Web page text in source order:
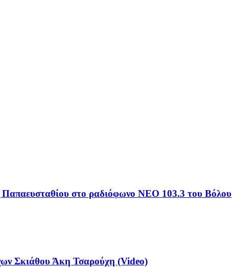
στο ραδιόφωνο NEO 103.3 του Βόλου
Σκιάθου Άκη Τσαρούχη (Video)